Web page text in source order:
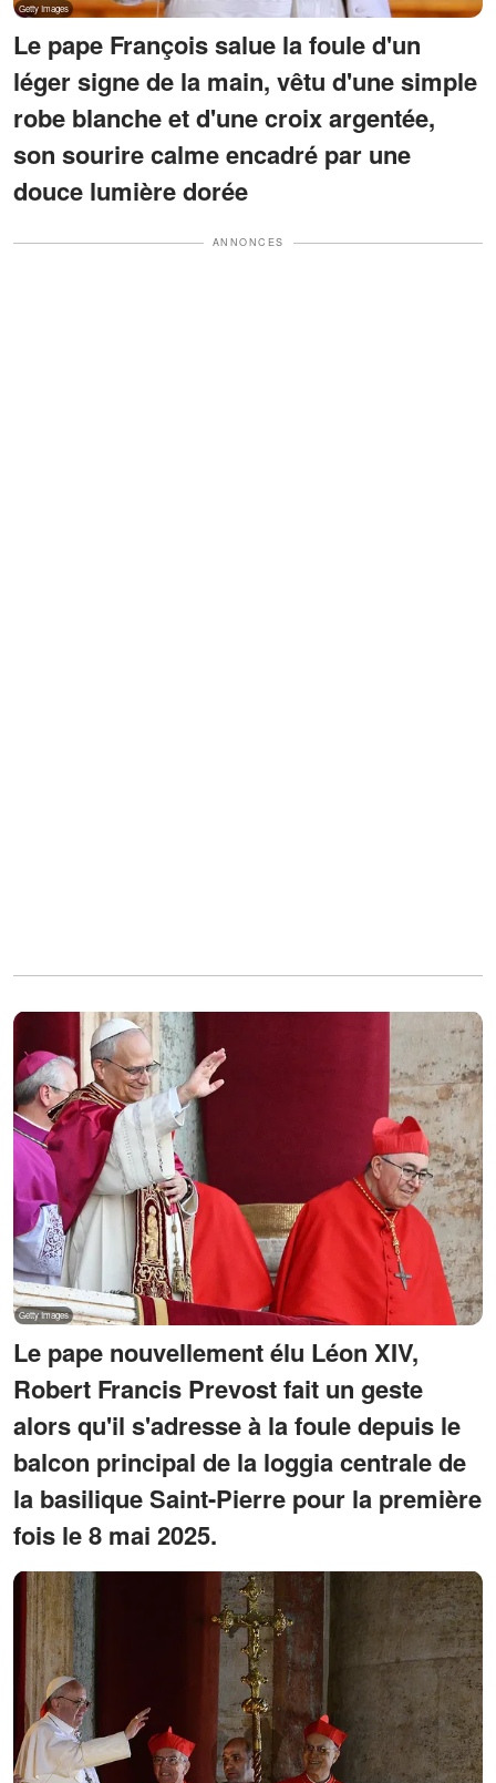
Le pape François salue la foule d'un
léger signe de la main, vêtu d'une simple
robe blanche et d'une croix argentée,
son sourire calme encadré par une
douce lumière dorée
ANNONCES
Le pape nouvellement élu Léon XIV,
Robert Francis Prevost fait un geste
alors qu'il s'adresse à la foule depuis le
balcon principal de la loggia centrale de
la basilique Saint-Pierre pour la première
fois le 8 mai 2025.